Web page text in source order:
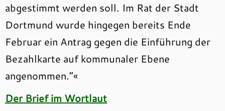
abgestimmt werden soll. Im Rat der Stadt
Dortmund wurde hingegen bereits Ende
Februar ein Antrag gegen die Einführung der
Bezahlkarte auf kommunaler Ebene
angenommen.“«
Der Brief im Wortlaut